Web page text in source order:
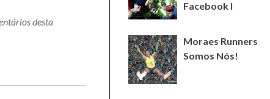
desta
Facebook I
Moraes Runners
Somos Nós!